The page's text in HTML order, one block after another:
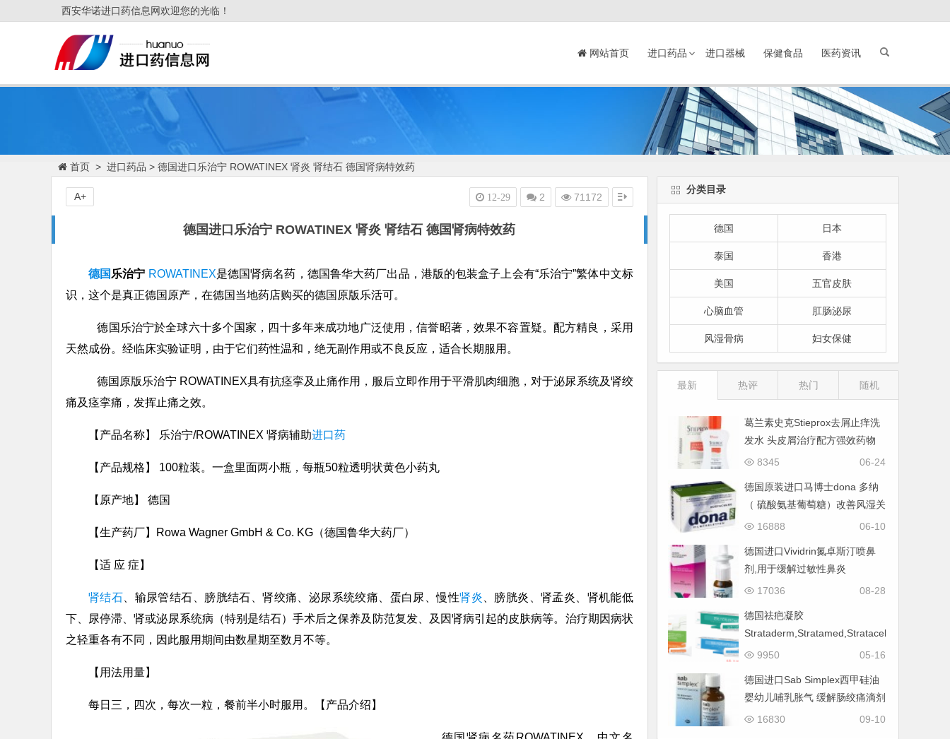
西安华诺进口药信息网欢迎您的光临！
网站首页 进口药品 进口器械 保健食品 医药资讯
首页 > 进口药品 > 德国进口乐治宁 ROWATINEX 肾炎 肾结石 德国肾病特效药
德国进口乐治宁 ROWATINEX 肾炎 肾结石 德国肾病特效药
12-29 2 71172
A+
德国乐治宁 ROWATINEX是德国肾病名药，德国鲁华大药厂出品，港版的包装盒子上会有“乐治宁”繁体中文标
识，这个是真正德国原产，在德国当地药店购买的德国原版乐活可。
德国乐治宁於全球六十多个国家，四十多年来成功地广泛使用，信誉昭著，效果不容置疑。配方精良，采用
天然成份。经临床实验证明，由于它们药性温和，绝无副作用或不良反应，适合长期服用。
德国原版乐治宁 ROWATINEX具有抗痉挛及止痛作用，服后立即作用于平滑肌肉细胞，对于泌尿系统及肾绞
痛及痉挛痛，发挥止痛之效。
【产品名称】 乐治宁/ROWATINEX 肾病辅助进口药
【产品规格】 100粒装。一盒里面两小瓶，每瓶50粒透明状黄色小药丸
【原产地】 德国
【生产药厂】Rowa Wagner GmbH & Co. KG（德国鲁华大药厂）
【适 应 症】
肾结石 、输尿管结石、膀胱结石、肾绞痛、泌尿系统绞痛、蛋白尿、慢性肾炎 、膀胱炎、肾孟炎、肾机能低
下、尿停滞、肾或泌尿系统病（特别是结石）手术后之保养及防范复发、及因肾病引起的皮肤病等。治疗期因病状
之轻重各有不同，因此服用期间由数星期至数月不等。
【用法用量】
每日三，四次，每次一粒，餐前半小时服用。 【产品介绍】
分类目录
德国 日本
泰国 香港
美国 五官皮肤
心脑血管 肛肠泌尿
风湿骨病 妇女保健
最新 热评 热门 随机
葛兰素史克Stieprox去屑止痒洗
发水 头皮屑治疗配方强效药物
06-24
8345
德国原装进口马博士dona 多纳
（ 硫酸氨基葡萄糖）改善风湿关
节炎进口药
06-10
16888
德国进口Vividrin氮卓斯汀喷鼻
剂,用于缓解过敏性鼻炎
08-28
17036
德国祛疤凝胶
Strataderm,Stratamed,Stratacel
如何选购
05-16
9950
德国进口Sab Simplex西甲硅油
婴幼儿哺乳胀气 缓解肠绞痛滴剂
09-10
16830